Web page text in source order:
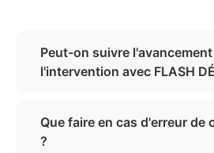
Peut-on suivre
l'intervention avec FLASH
Que faire en cas d'erreur de
?